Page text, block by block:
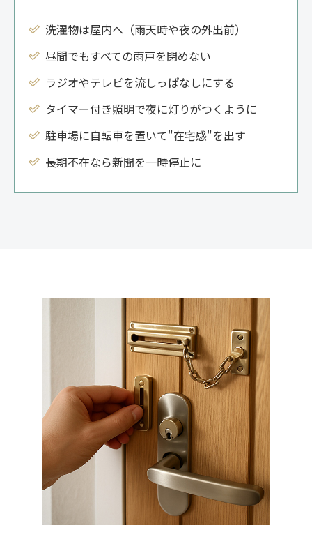
洗濯物は屋内へ（雨天時や夜の外出前）
昼間でもすべての雨戸を閉めない
ラジオやテレビを流しっぱなしにする
タイマー付き照明で夜に灯りがつくように
駐車場に自転車を置いて"在宅感"を出す
長期不在なら新聞を一時停止に